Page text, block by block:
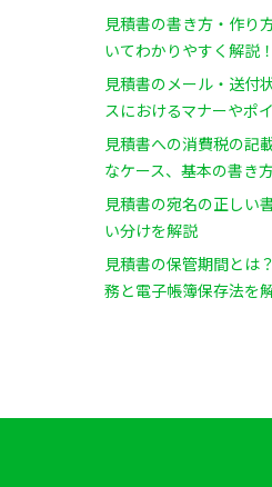
見積書の書き方・作り
いてわかりやすく解説
見積書のメール・送付
スにおけるマナーやポ
見積書への消費税の記
なケース、基本の書き
見積書の宛名の正しい
い分けを解説
見積書の保管期間とは
務と電子帳簿保存法を